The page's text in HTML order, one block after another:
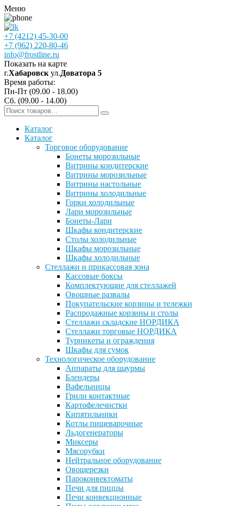
Меню
+7 (4212) 45-30-00
+7 (962) 220-80-46
info@frostline.ru
Показать на карте
г.Хабаровск ул.Доватора 5
Время работы:
Пн-Пт (09.00 - 18.00)
Сб. (09.00 - 14.00)
Каталог
Каталог
Торговое оборудование
Бонеты морозильные
Витрины кондитерские
Витрины морозильные
Витрины настольные
Витрины холодильные
Горки холодильные
Лари морозильные
Бонеты-Лари
Шкафы кондитерские
Столы холодильные
Шкафы морозильные
Шкафы холодильные
Стеллажи и прикассовая зона
Кассовые боксы
Комплектующие для стеллажей
Овощные развалы
Покупательские корзины и тележки
Распродажные корзины и столы
Стеллажи складские НОРДИКА
Стеллажи торговые НОРДИКА
Турникеты и ограждения
Шкафы для сумок
Технологическое оборудование
Аппараты для шаурмы
Блендеры
Вафельницы
Грили контактные
Картофелечистки
Кипятильники
Котлы пищеварочные
Льдогенераторы
Миксеры
Мясорубки
Нейтральное оборудование
Овощерезки
Пароконвектоматы
Печи для пиццы
Печи конвекционные